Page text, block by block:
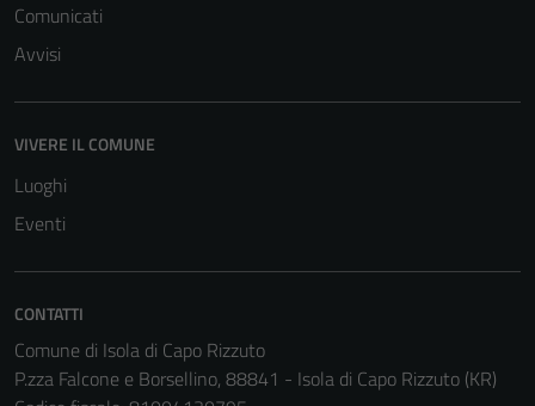
Comunicati
Avvisi
VIVERE IL COMUNE
Luoghi
Eventi
CONTATTI
Comune di Isola di Capo Rizzuto
P.zza Falcone e Borsellino, 88841 - Isola di Capo Rizzuto (KR)
funzionamento
non raccolgono